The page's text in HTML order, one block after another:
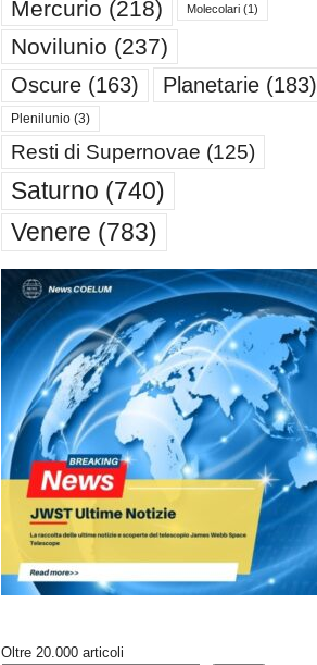
Mercurio (218) Molecolari(1)
Novilunio (237)
Oscure(163) Planetarie(183)
Plenilunio(3)
Resti di Supernovae (125)
Saturno (740)
Venere (783)
Oltre 20.000 articoli